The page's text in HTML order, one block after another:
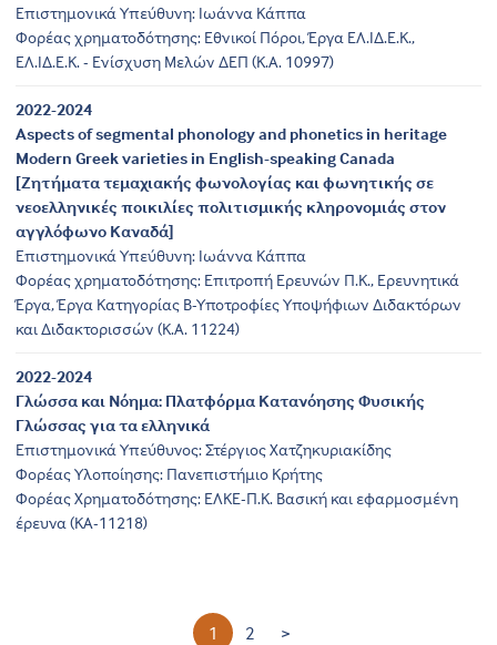
Επιστημονικά Υπεύθυνη: Iωάννα Κάππα
Φορέας χρηματοδότησης: Εθνικοί Πόροι, Έργα ΕΛ.ΙΔ.Ε.Κ.,
ΕΛ.ΙΔ.Ε.Κ. - Ενίσχυση Μελών ΔΕΠ (Κ.Α. 10997)
2022-2024
Aspects of segmental phonology and phonetics in heritage
Modern Greek varieties in English-speaking Canada
[Ζητήματα τεμαχιακής φωνολογίας και φωνητικής σε
νεοελληνικές ποικιλίες πολιτισμικής κληρονομιάς στον
αγγλόφωνο Καναδά]
Επιστημονικά Υπεύθυνη: Iωάννα Κάππα
Φορέας χρηματοδότησης: Επιτροπή Ερευνών Π.Κ., Ερευνητικά
Έργα, Έργα Κατηγορίας Β-Υποτροφίες Υποψήφιων Διδακτόρων
και Διδακτορισσών (Κ.Α. 11224)
2022-2024
Γλώσσα και Νόημα: Πλατφόρμα Κατανόησης Φυσικής
Γλώσσας για τα ελληνικά
Επιστημονικά Υπεύθυνος: Στέργιος Χατζηκυριακίδης
Φορέας Υλοποίησης: Πανεπιστήμιο Κρήτης
Φορέας Χρηματοδότησης: ΕΛΚΕ-Π.Κ. Βασική και εφαρμοσμένη
έρευνα (ΚΑ-11218)
1 2 >